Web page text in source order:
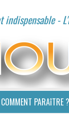
indispensable -
COMMENT PARAîTRE ?